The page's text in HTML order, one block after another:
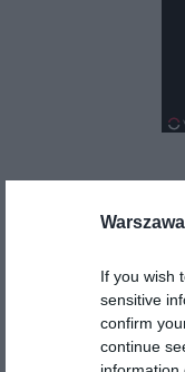
If you wish
sensitive
confirm
continue